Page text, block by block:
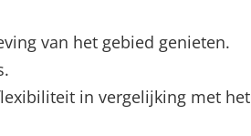
van het gebied genieten.
in vergelijking met het